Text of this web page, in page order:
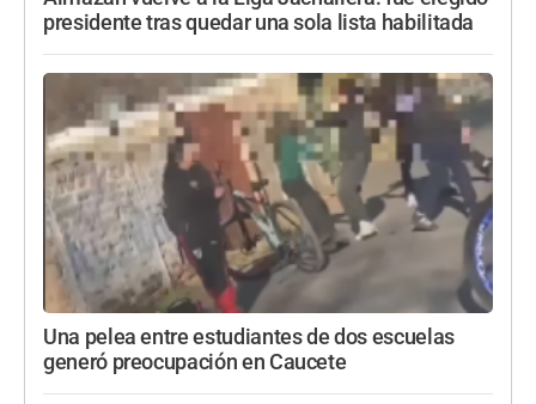
presidente tras quedar una sola lista habilitada
Una pelea entre estudiantes de dos escuelas
generó preocupación en Caucete